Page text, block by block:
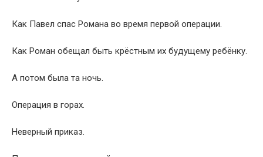
Как Павел спас Романа во время первой операции.
Как Роман обещал быть крёстным их будущему ребёнку.
А потом была та ночь.
Операция в горах.
Неверный приказ.